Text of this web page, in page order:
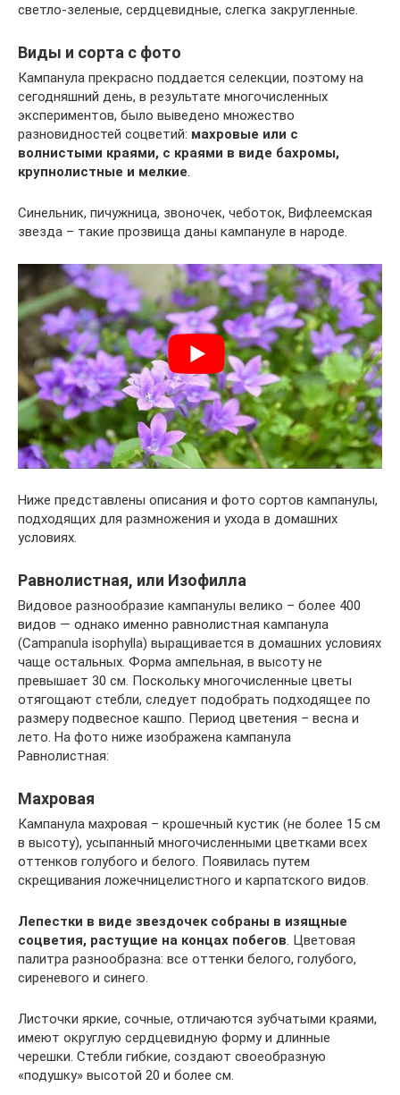
светло-зеленые, сердцевидные, слегка закругленные.
Виды и сорта с фото
Кампанула прекрасно поддается селекции, поэтому на
сегодняшний день, в результате многочисленных
экспериментов, было выведено множество
разновидностей соцветий: махровые или с
волнистыми краями, с краями в виде бахромы,
крупнолистные и мелкие.
Синельник, пичужница, звоночек, чеботок, Вифлеемская
звезда – такие прозвища даны кампануле в народе.
Ниже представлены описания и фото сортов кампанулы,
подходящих для размножения и ухода в домашних
условиях.
Равнолистная, или Изофилла
Видовое разнообразие кампанулы велико – более 400
видов — однако именно равнолистная кампанула
(Campanula isophylla) выращивается в домашних условиях
чаще остальных. Форма ампельная, в высоту не
превышает 30 см. Поскольку многочисленные цветы
отягощают стебли, следует подобрать подходящее по
размеру подвесное кашпо. Период цветения – весна и
лето. На фото ниже изображена кампанула
Равнолистная:
Махровая
Кампанула махровая – крошечный кустик (не более 15 см
в высоту), усыпанный многочисленными цветками всех
оттенков голубого и белого. Появилась путем
скрещивания ложечницелистного и карпатского видов.
Лепестки в виде звездочек собраны в изящные
соцветия, растущие на концах побегов. Цветовая
палитра разнообразна: все оттенки белого, голубого,
сиреневого и синего.
Листочки яркие, сочные, отличаются зубчатыми краями,
имеют округлую сердцевидную форму и длинные
черешки. Стебли гибкие, создают своеобразную
«подушку» высотой 20 и более см.